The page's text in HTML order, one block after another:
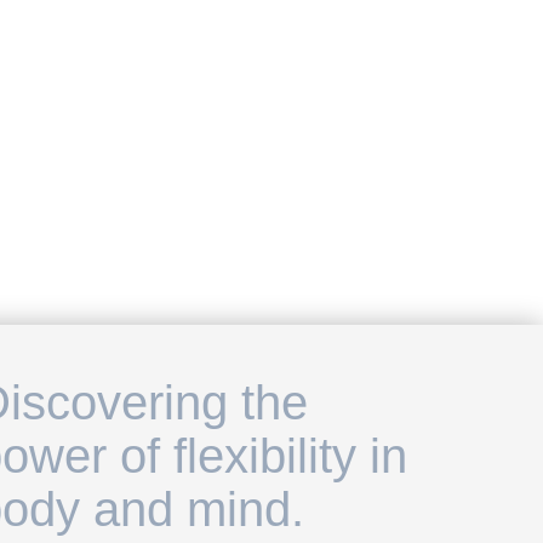
the
of flexibility in
and mind.